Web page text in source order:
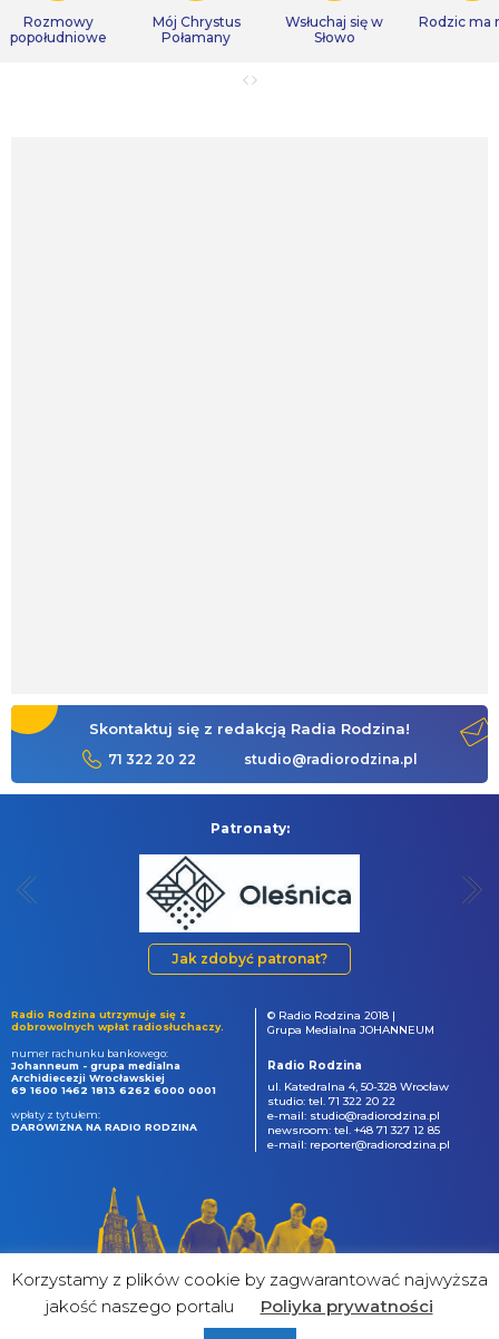
Rozmowy
popołudniowe
Mój Chrystus
Połamany
Wsłuchaj się w
Słowo
Rodzic ma
Skontaktuj się z redakcją Radia Rodzina!
71 322 20 22 studio@radiorodzina.pl
Patronaty:
Jak zdobyć patronat?
Radio Rodzina utrzymuje się z
dobrowolnych wpłat radiosłuchaczy.
numer rachunku bankowego:
Johanneum - grupa medialna
Archidiecezji Wrocławskiej
69 1600 1462 1813 6262 6000 0001
wpłaty z tytułem:
DAROWIZNA NA RADIO RODZINA
© Radio Rodzina 2018 |
Grupa Medialna JOHANNEUM
Radio Rodzina
ul. Katedralna 4, 50-328 Wrocław
studio: tel. 71 322 20 22
e-mail: studio@radiorodzina.pl
newsroom: tel. +48 71 327 12 85
e-mail: reporter@radiorodzina.pl
Korzystamy z plików cookie by zagwarantować najwyższa
jakość naszego portalu
Poliyka prywatności